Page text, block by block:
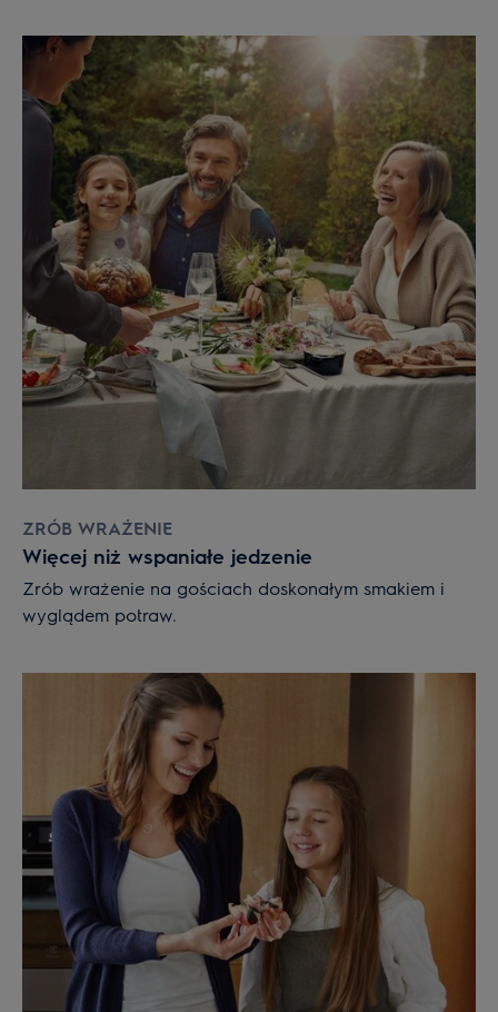
ZRÓB WRAŻENIE
Więcej niż wspaniałe jedzenie
Zrób wrażenie na gościach doskonałym smakiem i
wyglądem potraw.